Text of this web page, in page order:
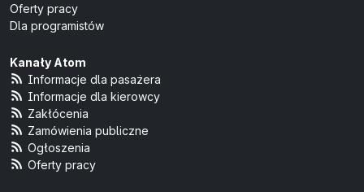
Oferty pracy
Dla programistów
Kanały Atom
Informacje dla pasażera
Informacje dla kierowcy
Zakłócenia
Zamówienia publiczne
Ogłoszenia
Oferty pracy